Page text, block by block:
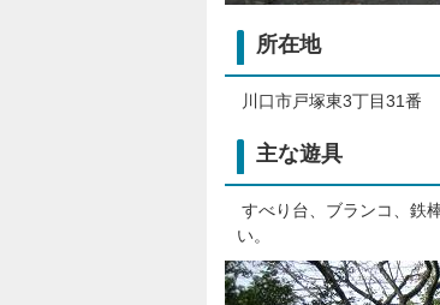
所在地
川口市戸塚東3丁目31番
主な遊具
すべり台、ブランコ、鉄
い。